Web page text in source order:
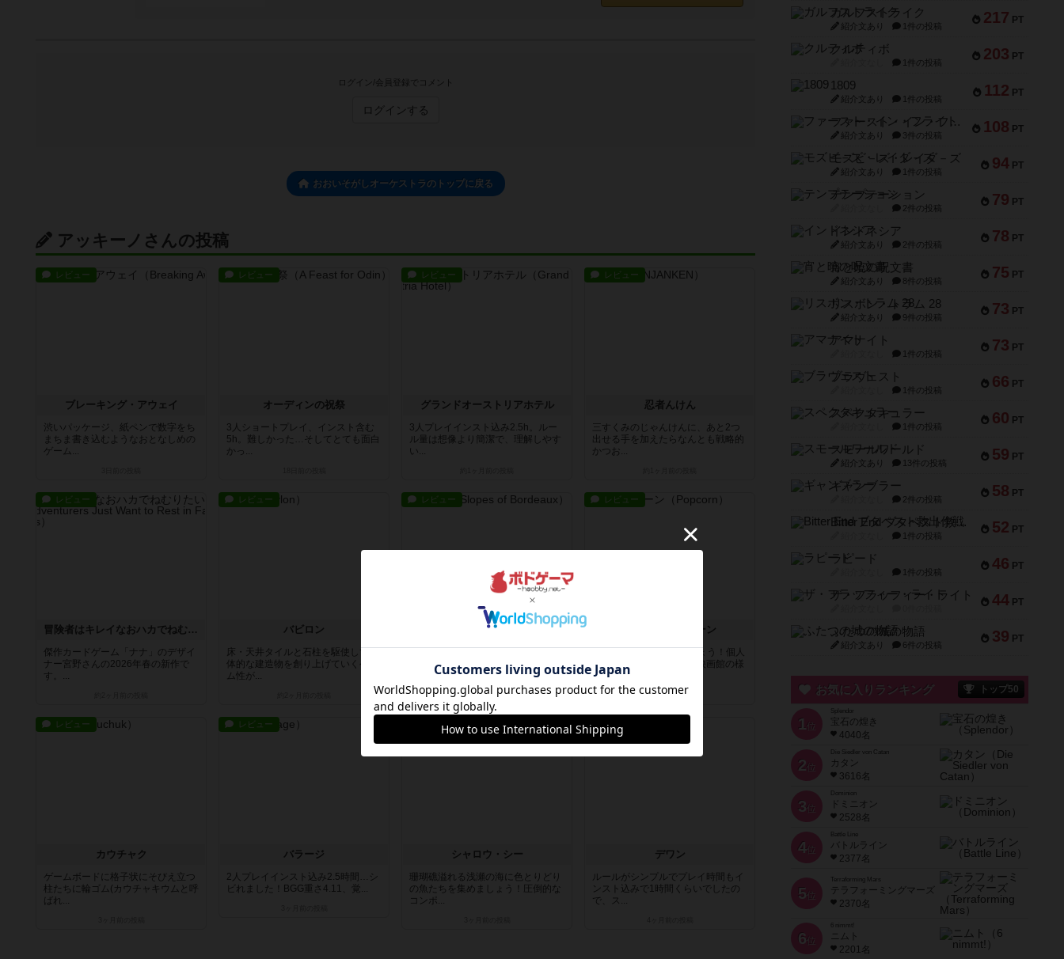
ログイン/会員登録でコメント
ログインする
おおいそがしオーケストラのトップに戻る
アッキーノさんの投稿
レビュー
ブレーキング・アウェイ
渋いパッケージ、紙ペンで数字をち
まちま書き込むようなおとなしめの
ゲーム...
レビュー
オーディンの祝祭
3人ショートプレイ、インスト含む
5h。難しかった…そしてとても面白
かっ...
レビュー
グランドオーストリアホテル
3人プレイインスト込み2.5h。ルー
ル量は想像より簡潔で、理解しやす
い...
レビュー
忍者んけん
三すくみのじゃんけんに、あと2つ
出せる手を加えたらなんとも戦略的
かつお...
レビュー
冒険者はキレイなおハカでねむりたい
傑作カードゲーム「ナナ」のデザイ
ナー宮野さんの2026年春の新作で
す。...
レビュー
バビロン
床・天井タイルと石柱を駆使して立
体的な建造物を創り上げていくゲー
ム性が...
レビュー
ボルドーの丘
わせで配置して得点を得ます。正四
角形で...
2ヶ月前の投稿
レビュー
シネマポップコーン
POPに映画館経営しましょう！個人
ボードで繰り広げられる映画館の様
子を...
2ヶ月前 の投稿
レビュー
カウチャク
ゲームボードに格子状にそびえ立つ
柱たちに輪ゴム(カウチャキウムと呼
ばれ...
レビュー
バラージ
2人プレイインスト込み2.5時間…シ
ビれました！BGG重さ4.11、覚...
レビュー
シャロウ・シー
珊瑚礁溢れる浅瀬の海に色とりどり
の魚たちを集めましょう！圧倒的な
コンポ...
レビュー
デワン
ルールがシンプルでプレイ時間もイ
ンスト込みで1時間くらいでしたの
で、ス...
217 PT
ガルフストライク
紹介文あり 1件の投稿
203 PT
クルティボ
1件の投稿
112 PT
1809
紹介文あり 1件の投稿
108 PT
ファースト・イン・フライト
紹介文あり 3件の投稿
94 PT
モズビ－ズ・レイダ－ズ
紹介文あり 1件の投稿
79 PT
テンプテーション
2件の投稿
78 PT
インドネシア
紹介文あり 2件の投稿
75 PT
宵と暁の呪文書
紹介文あり 8件の投稿
73 PT
リスボン・トラム 28
紹介文あり 9件の投稿
73 PT
アマナイト
1件の投稿
66 PT
ブラヴェスト
1件の投稿
60 PT
スペクタキュラー
1件の投稿
59 PT
スモールワールド
紹介文あり 13件の投稿
58 PT
ギャンブラー
2件の投稿
52 PT
Bitter End ブタペスト救出作戦
1件の投稿
46 PT
ラピード
1件の投稿
44 PT
ザ・フラッフィー・ライト
39 PT
ふたつの城の物語
紹介文あり 6件の投稿
お気に入りランキング トップ50
1 位
宝石の煌き
4040名
2 位
Die Siedler von Catan
カタン
3616名
3 位
ドミニオン
2528名
4位
Battle Line
バトルライン
2377名
5 位
Terraforming Mars
テラフォーミングマーズ
2370名
6 位
ニムト
2201名